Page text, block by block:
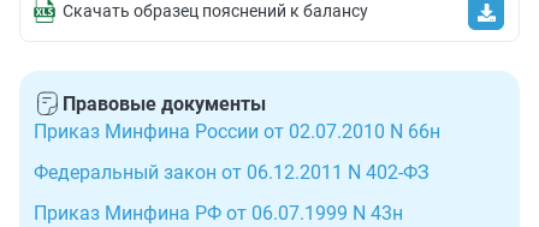
Скачать образец пояснений к балансу
Правовые документы
Приказ Минфина России от 02.07.2010 N 66н
Федеральный закон от 06.12.2011 N 402-ФЗ
Приказ Минфина РФ от 06.07.1999 N 43н